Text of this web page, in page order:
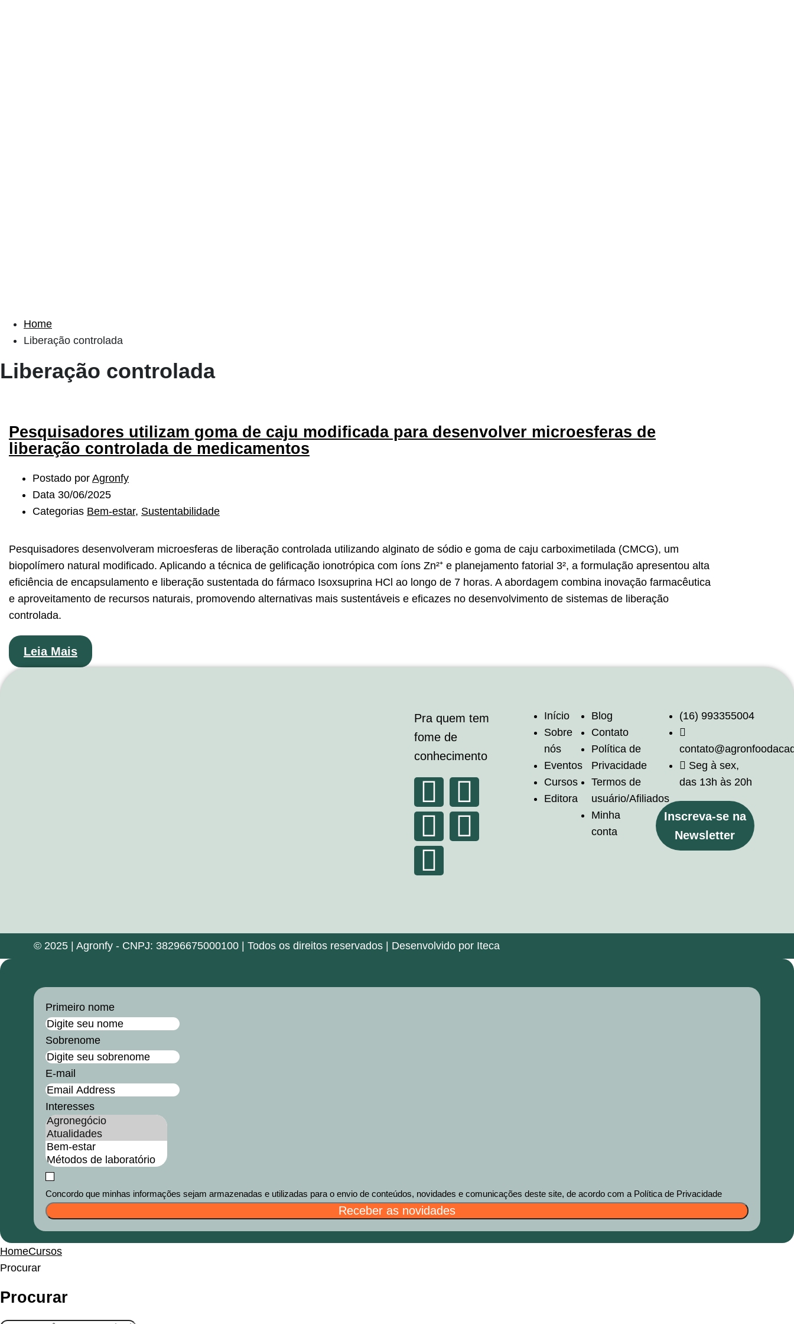
Home
Liberação controlada
Liberação controlada
Pesquisadores utilizam goma de caju modificada para desenvolver microesferas de
liberação controlada de medicamentos
Postado por Agronfy
Data 30/06/2025
Categorias Bem-estar, Sustentabilidade
Pesquisadores desenvolveram microesferas de liberação controlada utilizando alginato de sódio e goma de caju carboximetilada (CMCG), um
biopolímero natural modificado. Aplicando a técnica de gelificação ionotrópica com íons Zn²⁺ e planejamento fatorial 3², a formulação apresentou alta
eficiência de encapsulamento e liberação sustentada do fármaco Isoxsuprina HCl ao longo de 7 horas. A abordagem combina inovação farmacêutica
e aproveitamento de recursos naturais, promovendo alternativas mais sustentáveis e eficazes no desenvolvimento de sistemas de liberação
controlada.
Leia Mais
Pra quem tem
fome de
conhecimento
Início
Sobre
nós
Eventos
Cursos
Editora
Blog
Contato
Política de
Privacidade
Termos de
usuário/Afiliados
Minha
conta
(16) 993355004
Seg à sex,
das 13h às 20h
Inscreva-se na
Newsletter
© 2025 | Agronfy - CNPJ: 38296675000100 | Todos os direitos reservados | Desenvolvido por Iteca
Primeiro nome
Sobrenome
E-mail
Interesses
Concordo que minhas informações sejam armazenadas e utilizadas para o envio de conteúdos, novidades e comunicações deste site, de acordo com a Política de Privacidade
Receber as novidades
HomeCursos
Procurar
Procurar